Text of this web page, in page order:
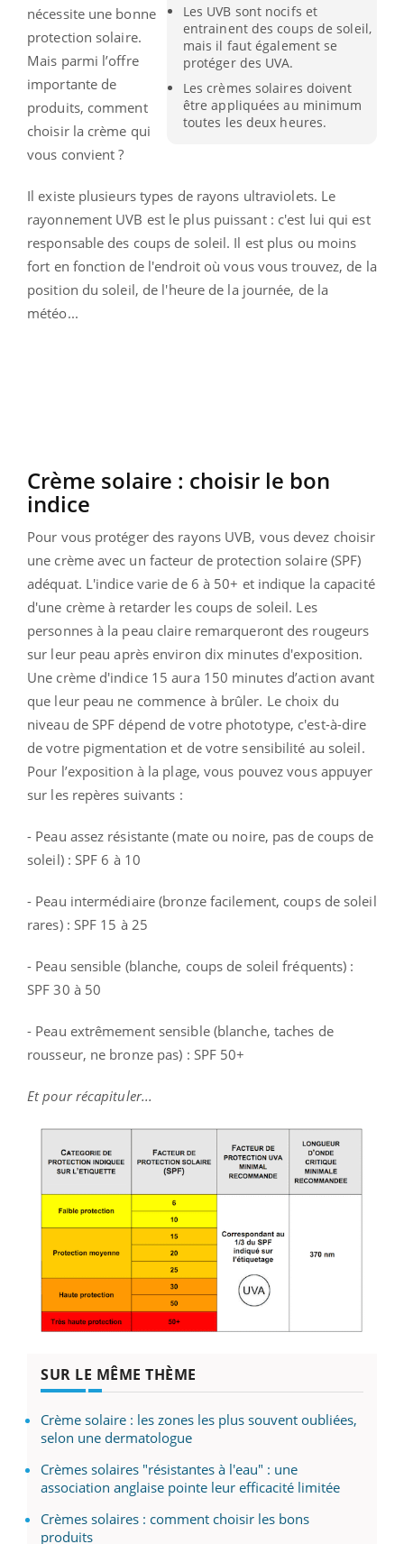
Les UVB sont nocifs et
entrainent des coups de soleil,
mais il faut également se
protéger des UVA.
Les crèmes solaires doivent
être appliquées au minimum
toutes les deux heures.
nécessite une bonne
protection solaire.
Mais parmi l’offre
importante de
produits, comment
choisir la crème qui
vous convient ?
Il existe plusieurs types de rayons ultraviolets. Le
rayonnement UVB est le plus puissant : c'est lui qui est
responsable des coups de soleil. Il est plus ou moins
fort en fonction de l'endroit où vous vous trouvez, de la
position du soleil, de l'heure de la journée, de la
météo...
Crème solaire : choisir le bon
indice
Pour vous protéger des rayons UVB, vous devez choisir
une crème avec un facteur de protection solaire (SPF)
adéquat. L'indice varie de 6 à 50+ et indique la capacité
d'une crème à retarder les coups de soleil. Les
personnes à la peau claire remarqueront des rougeurs
sur leur peau après environ dix minutes d'exposition.
Une crème d'indice 15 aura 150 minutes d’action avant
que leur peau ne commence à brûler. Le choix du
niveau de SPF dépend de votre phototype, c'est-à-dire
de votre pigmentation et de votre sensibilité au soleil.
Pour l’exposition à la plage, vous pouvez vous appuyer
sur les repères suivants :
- Peau assez résistante (mate ou noire, pas de coups de
soleil) : SPF 6 à 10
- Peau intermédiaire (bronze facilement, coups de soleil
rares) : SPF 15 à 25
- Peau sensible (blanche, coups de soleil fréquents) :
SPF 30 à 50
- Peau extrêmement sensible (blanche, taches de
rousseur, ne bronze pas) : SPF 50+
Et pour récapituler...
SUR LE MÊME THÈME
Crème solaire : les zones les plus souvent oubliées,
selon une dermatologue
Crèmes solaires "résistantes à l'eau" : une
association anglaise pointe leur efficacité limitée
Crèmes solaires : comment choisir les bons
produits